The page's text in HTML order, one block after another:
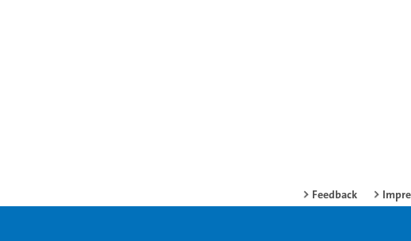
Feedback